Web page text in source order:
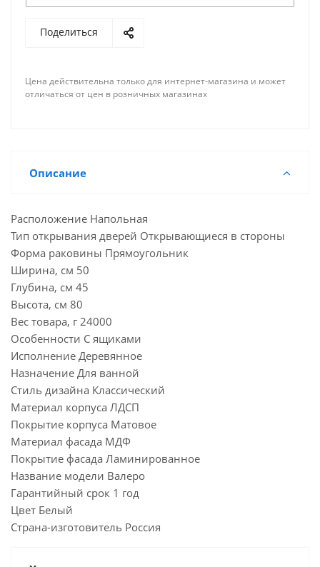
Поделиться
Цена действительна только для интернет-магазина и может
отличаться от цен в розничных магазинах
Описание
Расположение Напольная
Тип открывания дверей Открывающиеся в стороны
Форма раковины Прямоугольник
Ширина, см 50
Глубина, см 45
Высота, см 80
Вес товара, г 24000
Особенности С ящиками
Исполнение Деревянное
Назначение Для ванной
Стиль дизайна Классический
Материал корпуса ЛДСП
Покрытие корпуса Матовое
Материал фасада МДФ
Покрытие фасада Ламинированное
Название модели Валеро
Гарантийный срок 1 год
Цвет Белый
Страна-изготовитель Россия